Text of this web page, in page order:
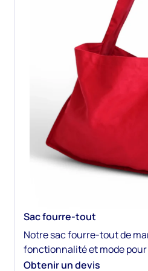
Sac fourre-tout
Notre sac fourre-tout de
fonctionnalité et mode
marque moderne et mobile.
Obtenir un devis